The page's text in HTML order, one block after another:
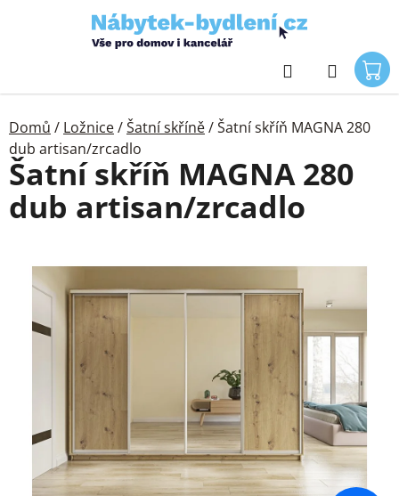
Hledat
Domů / Ložnice/Šatní skříně/Šatní skříň MAGNA 280
dub artisan/zrcadlo
Šatní skříň MAGNA 280
dub artisan/zrcadlo